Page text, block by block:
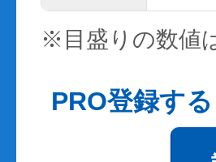
※目盛りの数値
PRO登録す